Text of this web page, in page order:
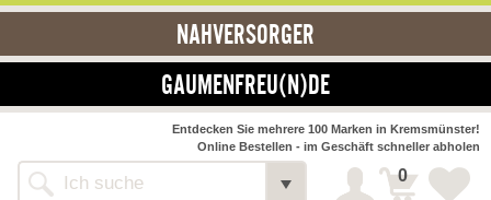
NAHVERSORGER
GAUMENFREU(N)DE
Alle Webseiten
Entdecken Sie mehrere 100 Marken in Kremsmünster!
Online Bestellen - im Geschäft schneller abholen
0
NAHVERSORGER
>> Bauernmarkt << Detail